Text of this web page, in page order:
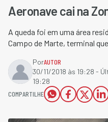
Aeronave cai na
A queda foi em uma área
Campo de Marte, terminal
PorAUTOR
30/11/2018 às 19:28 -
19:28
COMPARTILHE